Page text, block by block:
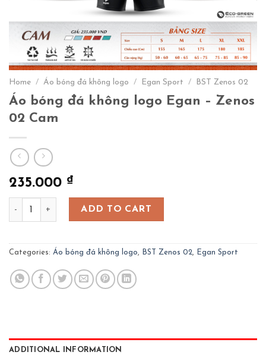
Home / Áo bóng đá không logo / Egan Sport / BST Zenos 02
Áo bóng đá không logo Egan – Zenos
02 Cam
235.000 ₫
Áo bóng đá không logo Egan – Zenos 02 Cam quantity
ADD TO CART
Categories: Áo bóng đá không logo, BST Zenos 02, Egan Sport
ADDITIONAL INFORMATION